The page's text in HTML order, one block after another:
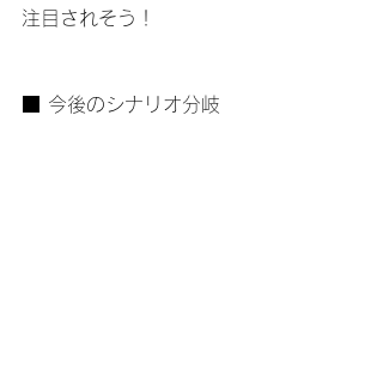
注目されそう！
■ 今後のシナリオ分岐